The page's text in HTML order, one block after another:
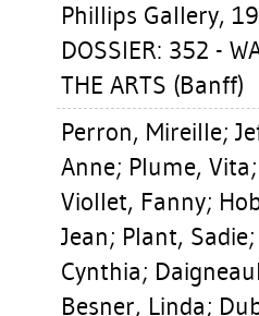
Phillips Gallery,
DOSSIER: 352 -
THE ARTS (Banff)
Perron, Mireille;
Anne; Plume, Vita
Viollet, Fanny;
Jean; Plant, Sadie
Cynthia;
Besner, Linda;